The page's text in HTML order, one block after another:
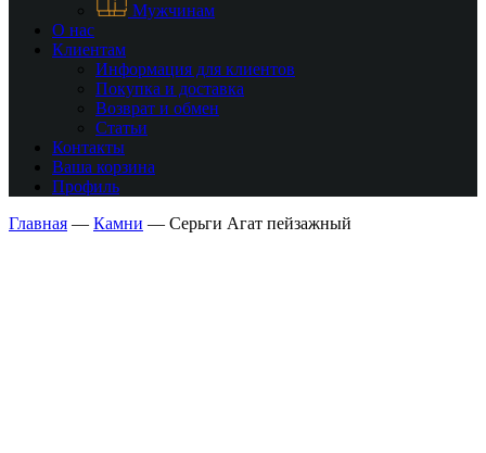
Мужчинам
О нас
Клиентам
Информация для клиентов
Покупка и доставка
Возврат и обмен
Статьи
Контакты
Ваша корзина
Профиль
Главная — Камни — Серьги Агат пейзажный